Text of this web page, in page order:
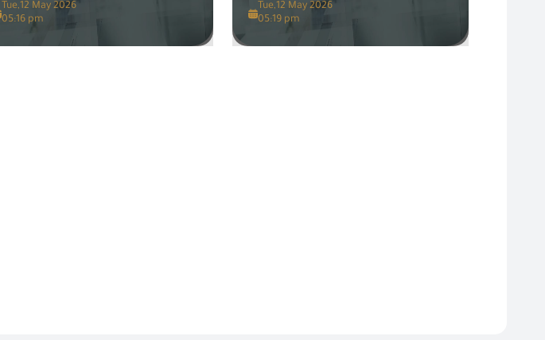
Tue,12 May 2026
05:16 pm
Tue,12 May 2026
05:19 pm